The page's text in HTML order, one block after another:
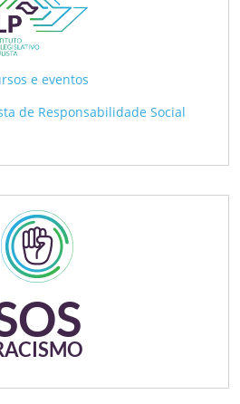
e eventos
de Responsabilidade Social